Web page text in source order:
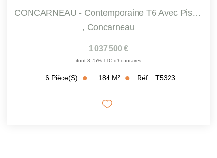
CONCARNEAU - Contemporaine T6 Avec Piscine Chauffée - ...
, Concarneau
1 037 500 €
dont 3,75% TTC d'honoraires
6 Pièce(s) 184 M² Réf : T5323